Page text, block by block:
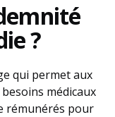
?
qui permet aux
médicaux
rémunérés pour